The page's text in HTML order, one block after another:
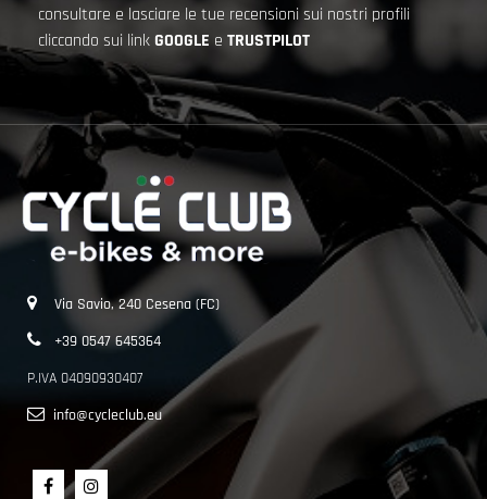
consultare e lasciare le tue recensioni sui nostri profili
cliccando sui linkGOOGLE e TRUSTPILOT
Via Savio, 240 Cesena (FC)
+39 0547 645364
P.IVA 04090930407
info@cycleclub.eu